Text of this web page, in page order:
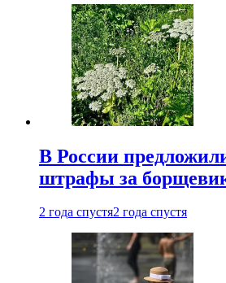
В России
штрафы за
2 года спустя2 года спустя